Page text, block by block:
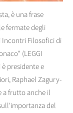
è una frase
fermate degli
Incontri Filosofici di
(LEGGI
è presidente e
Raphael Zagury-
a frutto anche il
del